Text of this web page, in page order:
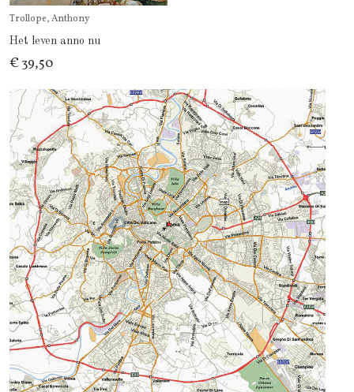
Trollope, Anthony
Het leven anno nu
€ 39,50